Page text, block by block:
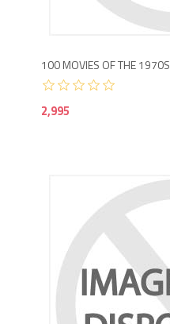
100 MOVIES OF THE 1970S
2,995